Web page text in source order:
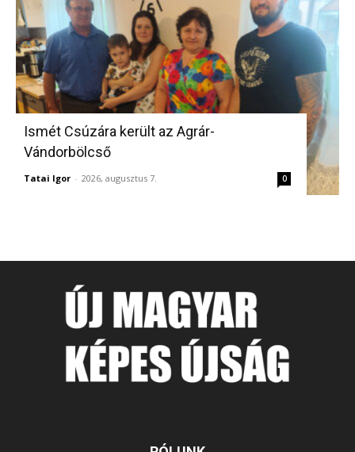
Ismét Csúzára került az Agrár-
Vándorbölcső
Tatai Igor - 2026, augusztus 7. 0